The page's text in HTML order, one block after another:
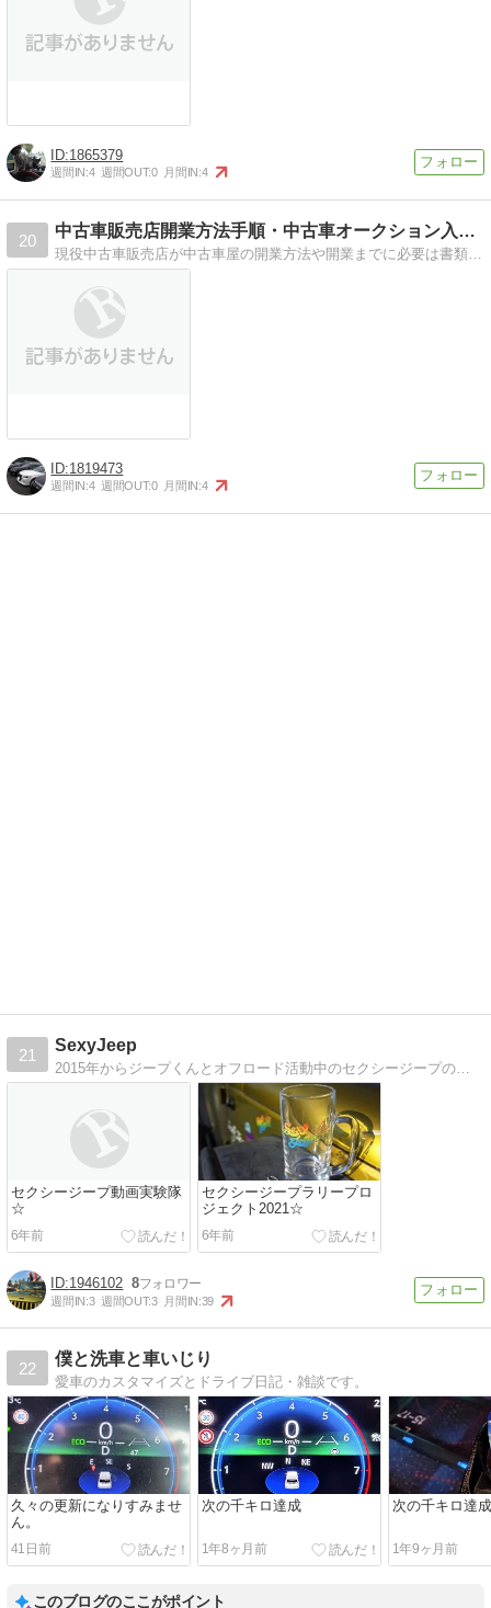
1865379
週間IN:4 週間OUT:0 月間IN:4
20
中古車販売店開業方法手順・中古車オークション入会方法
現役中古車販売店が中古車屋の開業方法や開業までに必要は書類や資格・中古車オークション会場入会方法などを書いています。中古車屋で開業独立したい方は必読。
1819473
週間IN:4 週間OUT:0 月間IN:4
21
SexyJeep
2015年からジープくんとオフロード活動中のセクシージープの日々の記録☆2018年ラリードライバーデビュー！ビキニで高速道路全走破プロジェクト継続中。道フェチ
セクシージープ動画実験隊
☆
6年前
セクシージープラリープロ
ジェクト2021☆
6年前
1946102 8
週間IN:3 週間OUT:3 月間IN:39
22
僕と洗車と車いじり
愛車のカスタマイズとドライブ日記・雑談です。
久々の更新になりすみませ
ん。
41日前
次の千キロ達成
1年8ヶ月前
次の千キロ達成
1年9ヶ月前
このブログのここがポイント